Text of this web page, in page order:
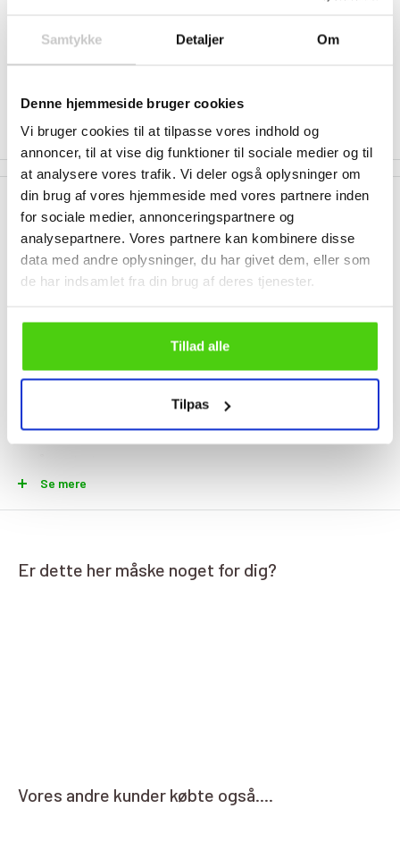
Samtykke Detaljer Om
Denne hjemmeside bruger cookies
Vi bruger cookies til at tilpasse vores indhold og
annoncer, til at vise dig funktioner til sociale medier og til
at analysere vores trafik. Vi deler også oplysninger om
din brug af vores hjemmeside med vores partnere inden
for sociale medier, annonceringspartnere og
analysepartnere. Vores partnere kan kombinere disse
data med andre oplysninger, du har givet dem, eller som
de har indsamlet fra din brug af deres tjenester.
Tillad alle
Tilpas
✅ E-MÆRKET FOR DIN SIKKERHED
Fri fragt på alle massagestole!
Beskrivelse
Komfortabel støttestrømper til ham &
hende
Sidder du meget ned i løbet af dagen? Døjer du med hævede ben?
Så prøv et af vore lækre og komfortable luksus nylon-
støtte/kompressionsstrømper i top kvalitet og moderigtigt
længerevarende stående eller sidende arbejde, rejser meget i tog
eller bil, er gravid, eller tendens til åreknuder. Strømperne kaldes
Du får her et par smarte kompressions/støttestrømper der er
designet til både mænd og kvinder, produceret af nylon, polyester
varmeledende og holder derfor dine fødder i en behagelig
Se mere
Er dette her måske noget for dig?
Vores andre kunder købte også....